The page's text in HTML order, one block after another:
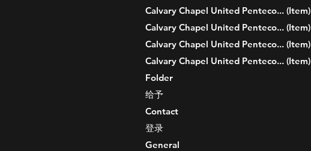
Calvary Chapel United Penteco... (Item)
Calvary Chapel United Penteco... (Item)
Calvary Chapel United Penteco... (Item)
Calvary Chapel United Penteco... (Item)
Folder
给予
Contact
登录
General